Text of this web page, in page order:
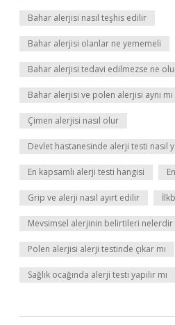
Bahar alerjisi nasıl teşhis edilir
Bahar alerjisi olanlar ne yememeli
Bahar alerjisi tedavi edilmezse ne
Bahar alerjisi ve polen alerjisi aynı mı
Çimen alerjisi nasıl olur
Devlet hastanesinde alerji testi nasıl
En kapsamlı alerji testi hangisi
Grip ve alerji nasıl ayırt edilir
Mevsimsel alerjinin belirtileri nelerdir
Polen alerjisi alerji testinde çıkar mı
Sağlık ocağında alerji testi yapılır mı